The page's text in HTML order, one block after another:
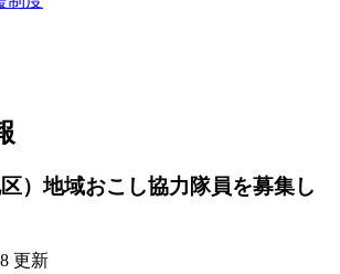
）地域おこし協力隊員を募集し
更新